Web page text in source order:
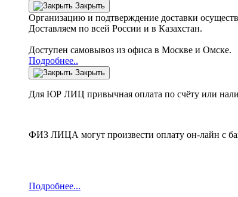
Закрыть
Организацию и подтверждение доставки
Доставляем по всей России и в Казахстан.
Доступен самовывоз из офиса в Москве и Омске.
Подробнее..
Закрыть
Для ЮР ЛИЦ привычная оплата по счёту или
ФИЗ ЛИЦА могут произвести оплату он-лайн с
Подробнее...